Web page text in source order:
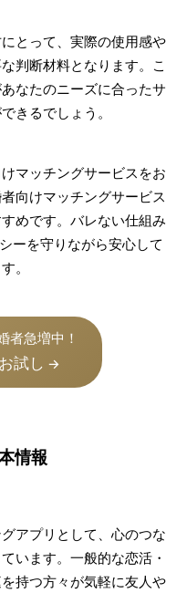
とって、実際の使用感や
判断材料となります。こ
なたのニーズに合ったサ
きるでしょう。
マッチングサービスをお
向けマッチングサービス
めです。バレない仕組み
ーを守りながら安心して
。
者急増中！
試し →
情報
アプリとして、心のつな
います。一般的な恋活・
持つ方々が気軽に友人や